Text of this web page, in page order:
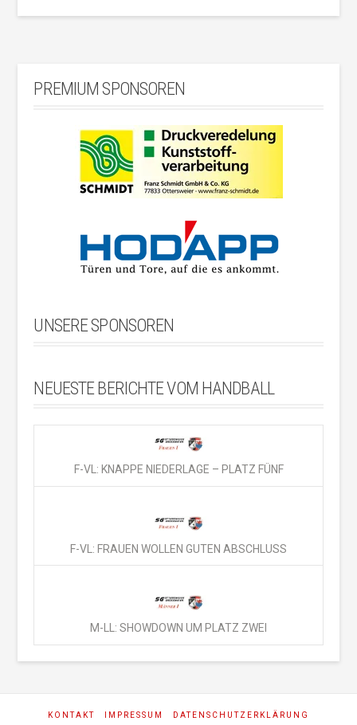
PREMIUM SPONSOREN
UNSERE SPONSOREN
NEUESTE BERICHTE VOM HANDBALL
F-VL: KNAPPE NIEDERLAGE – PLATZ FÜNF
F-VL: FRAUEN WOLLEN GUTEN ABSCHLUSS
M-LL: SHOWDOWN UM PLATZ ZWEI
KONTAKT IMPRESSUM DATENSCHUTZERKLÄRUNG